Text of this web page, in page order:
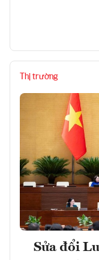
Thị trường
Sửa đổi